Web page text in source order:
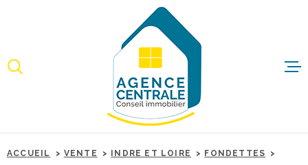
recherche
principal
ACCUEIL VENTE INDRE ET LOIRE
FONDETTES